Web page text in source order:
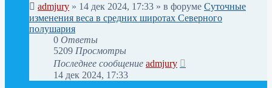
admjury » 14 дек 2024, 17:33 » в форуме Суточные
изменения веса в средних широтах Северного
полушария
0 Ответы
5209 Просмотры
Последнее сообщение admjury
14 дек 2024, 17:33